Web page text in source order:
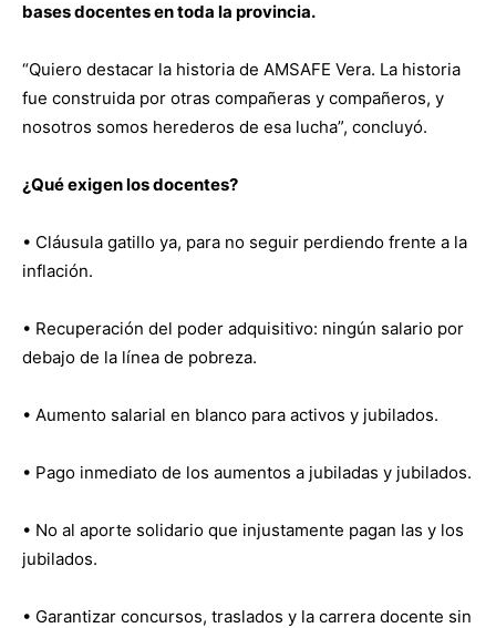
bases docentes en toda la provincia.
“Quiero destacar la historia de AMSAFE Vera. La historia
fue construida por otras compañeras y compañeros, y
nosotros somos herederos de esa lucha”, concluyó.
¿Qué exigen los docentes?
• Cláusula gatillo ya, para no seguir perdiendo frente a la
inflación.
• Recuperación del poder adquisitivo: ningún salario por
debajo de la línea de pobreza.
• Aumento salarial en blanco para activos y jubilados.
• Pago inmediato de los aumentos a jubiladas y jubilados.
• No al aporte solidario que injustamente pagan las y los
jubilados.
• Garantizar concursos, traslados y la carrera docente sin